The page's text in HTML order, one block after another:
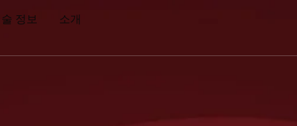
정보 소개